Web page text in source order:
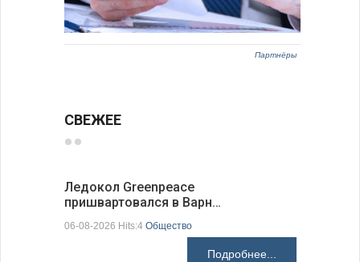
Партнёры
СВЕЖЕЕ
Ледокол Greenpeace
пришвартовался в Варн…
06-08-2026 Hits:4 Общество
Подробнее...